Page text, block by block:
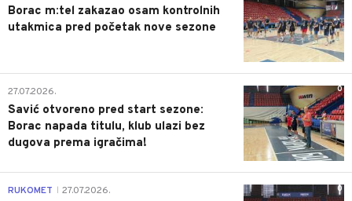
Borac m:tel zakazao osam kontrolnih
utakmica pred početak nove sezone
0
27.07.2026.
Savić otvoreno pred start sezone:
Borac napada titulu, klub ulazi bez
dugova prema igračima!
0
RUKOMET 27.07.2026.